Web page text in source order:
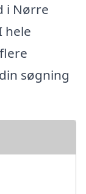
i Nørre
hele
søgning